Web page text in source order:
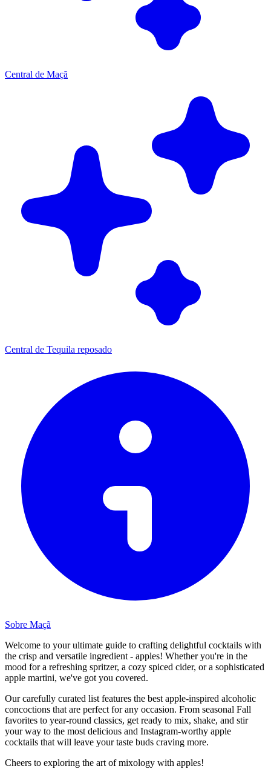
Central de Maçã
Central de Tequila reposado
Sobre Maçã
Welcome to your ultimate guide to crafting delightful cocktails with
the crisp and versatile ingredient - apples! Whether you're in the
mood for a refreshing spritzer, a cozy spiced cider, or a sophisticated
apple martini, we've got you covered.
Our carefully curated list features the best apple-inspired alcoholic
concoctions that are perfect for any occasion. From seasonal Fall
favorites to year-round classics, get ready to mix, shake, and stir
your way to the most delicious and Instagram-worthy apple
cocktails that will leave your taste buds craving more.
Cheers to exploring the art of mixology with apples!